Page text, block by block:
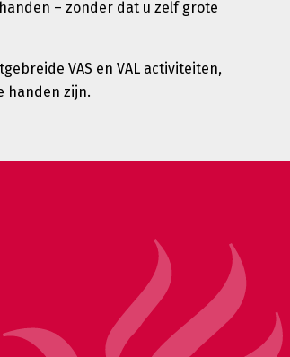
– zonder dat u zelf grote
VAS en VAL activiteiten,
handen zijn.